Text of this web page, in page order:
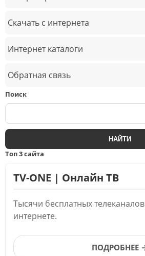
Скачать с интернета
Интернет каталоги
Обратная связь
Поиск
Топ 3 сайта
TV-ONE | Онлайн ТВ
Тысячи бесплатных
интернете.
ПОДРОБНЕЕ